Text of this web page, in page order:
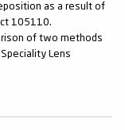
as a result of
105110.
of two methods
Lens